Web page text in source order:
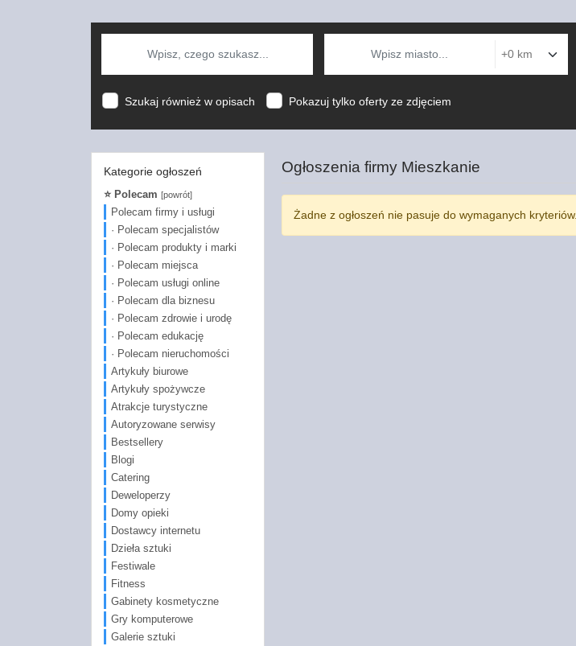
Szukaj również w opisach Pokazuj tylko oferty ze zdjęciem
Ogłoszenia firmy Mieszkanie
Żadne z ogłoszeń nie pasuje do wymaganych kryteriów.
Kategorie ogłoszeń
⭐ Polecam [powrót]
Polecam firmy i usługi
· Polecam specjalistów
· Polecam produkty i marki
· Polecam miejsca
· Polecam usługi online
· Polecam dla biznesu
· Polecam zdrowie i urodę
· Polecam edukację
· Polecam nieruchomości
Artykuły biurowe
Artykuły spożywcze
Atrakcje turystyczne
Autoryzowane serwisy
Bestsellery
Blogi
Catering
Deweloperzy
Domy opieki
Dostawcy internetu
Dzieła sztuki
Festiwale
Fitness
Gabinety kosmetyczne
Gry komputerowe
Galerie sztuki